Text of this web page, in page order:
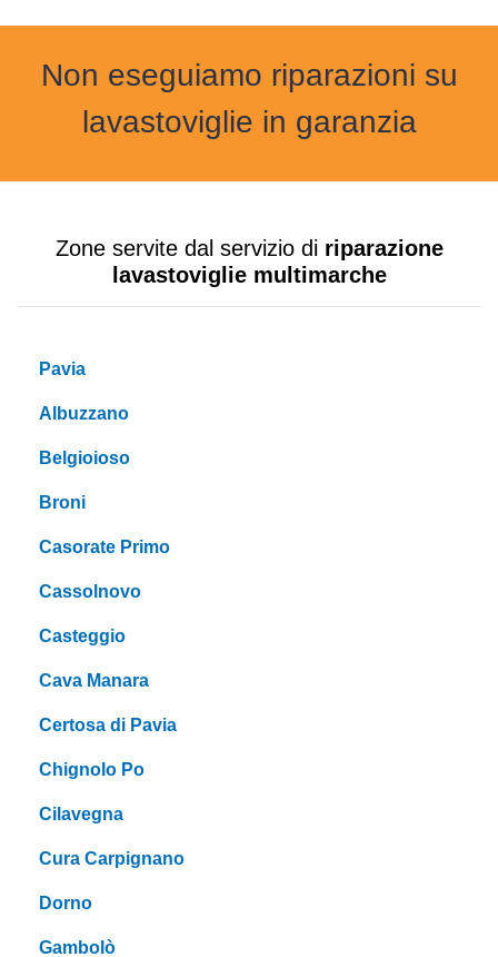
Non eseguiamo riparazioni su
lavastoviglie in garanzia
Zone servite dal servizio di riparazione
lavastoviglie multimarche
Pavia
Albuzzano
Belgioioso
Broni
Casorate Primo
Cassolnovo
Casteggio
Cava Manara
Certosa di Pavia
Chignolo Po
Cilavegna
Cura Carpignano
Dorno
Gambolò